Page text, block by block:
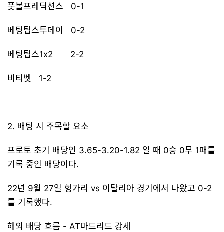
풋볼프레딕션스 0-1
베팅팁스투데이 0-2
베팅팁스1x2 2-2
비티벳 1-2
2. 배팅 시 주목할 요소
프로토 초기 배당인 3.65-3.20-1.82 일 때 0승 0무 1패를
기록 중인 배당이다.
22년 9월 27일 헝가리 vs 이탈리아 경기에서 나왔고 0-2
를 기록했다.
해외 배당 흐름 - AT마드리드 강세